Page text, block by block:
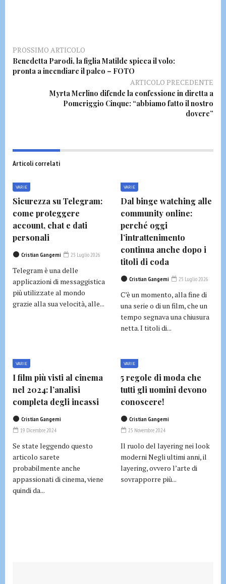
PROSSIMO ARTICOLO
Benedetta Parodi, la figlia Matilde spicca il volo:
pronta a incendiare il palco – FOTO
ARTICOLO PRECEDENTE
Myrta Merlino difende la confessione in diretta a
Pomeriggio Cinque: “abbiamo fatto il nostro
dovere”
Articoli correlati
VARIE
Sicurezza su Telegram:
come proteggere
account, chat e dati
personali
Cristian Gangemi 25 Luglio 2026
Telegram è una delle
applicazioni di messaggistica
più utilizzate al mondo
grazie alla sua velocità, alle...
VARIE
Dal binge watching alle
community online:
perché oggi
l’intrattenimento
continua anche dopo i
titoli di coda
Cristian Gangemi 25 Luglio 2026
C’è un momento, alla fine di
una serie o di un film, che un
tempo segnava una chiusura
netta. I titoli di...
VARIE
I film più visti al cinema
nel 2024: l’analisi
completa degli incassi
Cristian Gangemi
19 Dicembre 2024
Se state leggendo questo
articolo sarete
probabilmente anche
appassionati di cinema, viene
quindi da...
VARIE
5 regole di moda che
tutti gli uomini devono
conoscere!
Cristian Gangemi
25 Novembre 2024
Il ruolo del layering nei look
moderni Negli ultimi anni, il
layering, ovvero l’arte di
sovrapporre più...